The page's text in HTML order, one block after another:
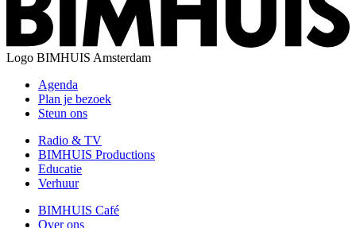
Logo BIMHUIS Amsterdam
Agenda
Plan je bezoek
Steun ons
Radio & TV
BIMHUIS Productions
Educatie
Verhuur
BIMHUIS Café
Over ons